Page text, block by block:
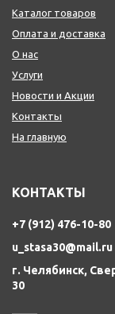
Каталог товаров
Оплата и доставка
О нас
Услуги
Новости и Акции
Контакты
На главную
КОНТАКТЫ
+7 (912) 476-10-80
u_stasa30@mail.ru
г. Челябинск,
30